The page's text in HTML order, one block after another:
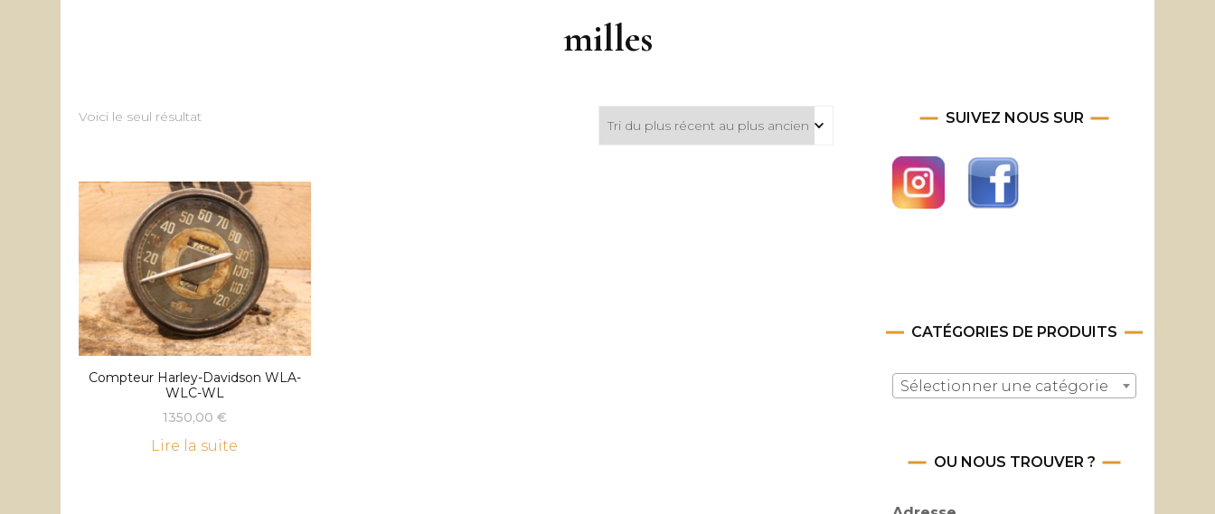
milles
Voici le seul résultat
Compteur Harley-Davidson WLA-
WLC-WL
1350,00 €
Lire la suite
SUIVEZ NOUS SUR
CATÉGORIES DE PRODUITS
Sélectionner une catégorie
OU NOUS TROUVER ?